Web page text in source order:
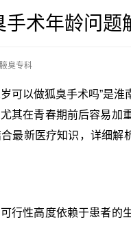
术年龄问题
臭专科
可以做狐臭手术吗”是淮
其在青春期前后容易加
最新医疗知识，详细解
行性高度依赖于患者的